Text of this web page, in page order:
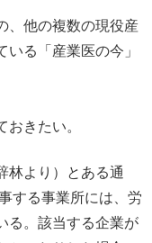
、他の複数の現役産
る「産業医の今」
きたい。
林より）とある通
する事業所には、労
る。該当する企業が